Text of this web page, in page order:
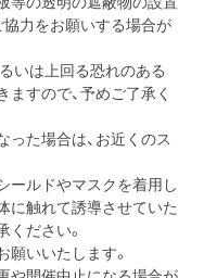
力をお願いする場合が
いは上回る恐れのある
すので、予めご了承く
った場合は、お近くのス
ールドやマスクを着用し
に触れて誘導させていた
ださい。
願いいたします。